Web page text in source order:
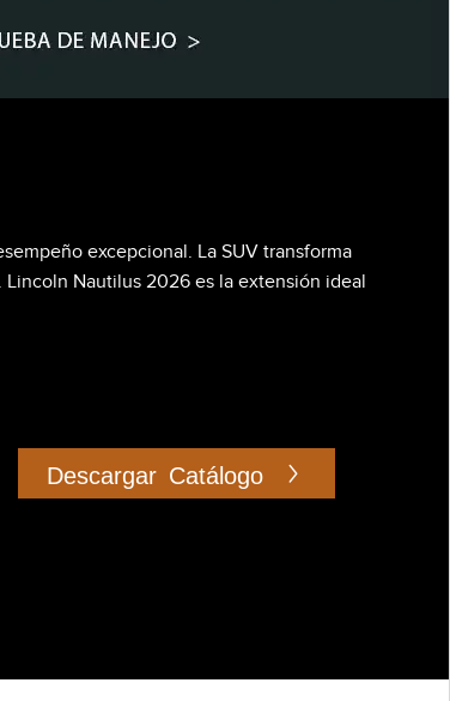
excepcional. La SUV transforma
Nautilus 2026 es la extensión ideal
Descargar Catálogo